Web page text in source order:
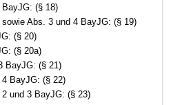
(§ 18)
Abs. 3 und 4 BayJG: (§ 19)
(§ 20)
(§ 20a)
BayJG: (§ 21)
BayJG: (§ 22)
und 3 BayJG: (§ 23)